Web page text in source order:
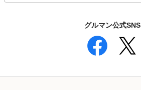
グルマン公式SNS